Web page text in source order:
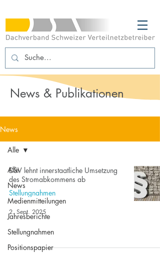
News & Publikationen
News
Alle
News
Medienmitteilungen
Jahresberichte
Stellungnahmen
Positionspapier
Alle
DSV lehnt innerstaatliche Umsetzung
des Stromabkommens ab
Stellungnahmen
2. Sept. 2025